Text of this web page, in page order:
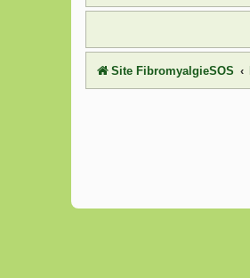
Site FibromyalgieSOS